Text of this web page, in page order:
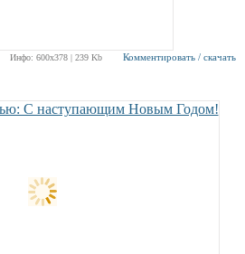
Инфо: 600х378 | 239 Kb Комментировать / скачать